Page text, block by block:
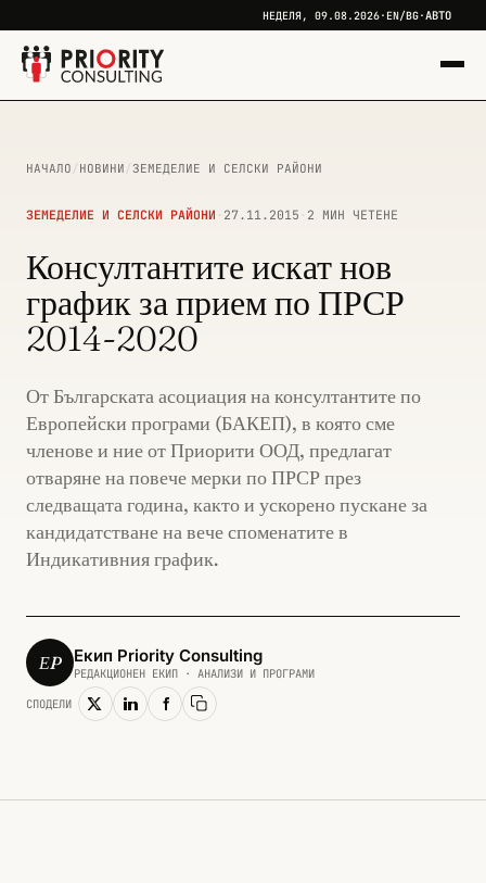
НЕДЕЛЯ, 09.08.2026· EN/BG·АВТО
НАЧАЛО / НОВИНИ /ЗЕМЕДЕЛИЕ И СЕЛСКИ РАЙОНИ
ЗЕМЕДЕЛИЕ И СЕЛСКИ РАЙОНИ · 27.11.2015 · 2 МИН ЧЕТЕНЕ
Консултантите искат нов
график за прием по ПРСР
2014-2020
От Българската асоциация на консултантите по
Европейски програми (БАКЕП), в която сме
членове и ние от Приорити ООД, предлагат
отваряне на повече мерки по ПРСР през
следващата година, както и ускорено пускане за
кандидатстване на вече споменатите в
Индикативния график.
ЕP Екип Priority Consulting
РЕДАКЦИОНЕН ЕКИП · АНАЛИЗИ И ПРОГРАМИ
СПОДЕЛИ Копирай линк